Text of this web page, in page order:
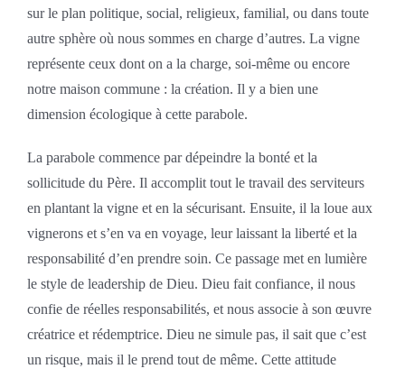
sur le plan politique, social, religieux, familial, ou dans toute
autre sphère où nous sommes en charge d’autres. La vigne
représente ceux dont on a la charge, soi-même ou encore
notre maison commune : la création. Il y a bien une
dimension écologique à cette parabole.
La parabole commence par dépeindre la bonté et la
sollicitude du Père. Il accomplit tout le travail des serviteurs
en plantant la vigne et en la sécurisant. Ensuite, il la loue aux
vignerons et s’en va en voyage, leur laissant la liberté et la
responsabilité d’en prendre soin. Ce passage met en lumière
le style de leadership de Dieu. Dieu fait confiance, il nous
confie de réelles responsabilités, et nous associe à son œuvre
créatrice et rédemptrice. Dieu ne simule pas, il sait que c’est
un risque, mais il le prend tout de même. Cette attitude